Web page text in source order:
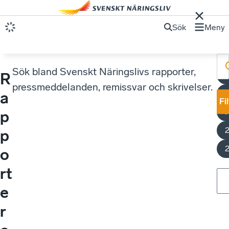
Sök Meny
R
a
p
p
o
rt
e
r
Sök bland Svenskt Näringslivs rapporter,
pressmeddelanden, remissvar och skrivelser.